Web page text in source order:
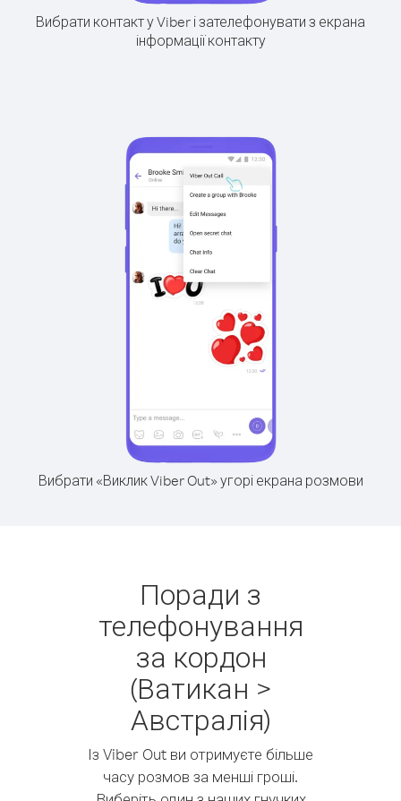
Вибрати контакт у Viber і зателефонувати з екрана
інформації контакту
Вибрати «Виклик Viber Out» угорі екрана розмови
Поради з
телефонування
за кордон
(Ватикан >
Австралія)
Із Viber Out ви отримуєте більше
часу розмов за менші гроші.